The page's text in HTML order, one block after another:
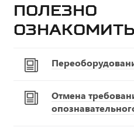
Полезно
Отмена